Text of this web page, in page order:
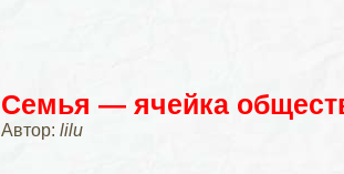
Семья — ячейка
Автор: lilu